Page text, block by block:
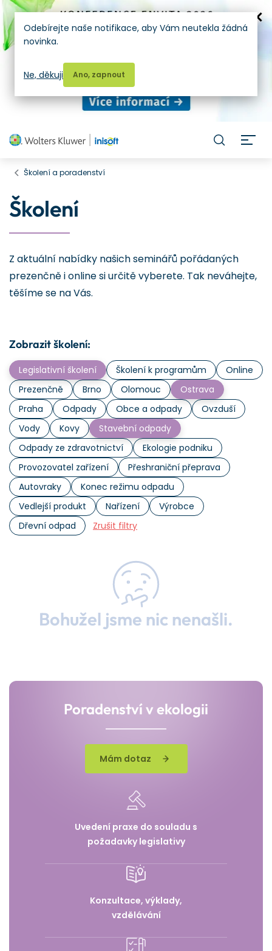
Školení a poradenství
Školení
Z aktuální nabídky našich seminářů pořádaných
prezenčně i online si určitě vyberete. Tak neváhejte,
těšíme se na Vás.
Zobrazit školení:
Legislativní školení Školení k programům
Online
Prezenčně
Brno Olomouc
Ostrava
Praha
Odpady Obce a odpady
Ovzduší
Vody
Kovy
Stavební odpady
Odpady ze zdravotnictví
Ekologie podniku
Provozovatel zařízení
Přeshraniční přeprava
Autovraky
Konec režimu odpadu
Vedlejší produkt
Nařízení
Výrobce
Dřevní odpad
Zrušit filtry
Bohužel jsme nic nenašli.
Poradenství v ekologii
Mám dotaz
Uvedení praxe do souladu s
požadavky legislativy
Konzultace, výklady,
vzdělávání
Odebírejte naše notifikace, aby Vám neutekla žádná
novinka.
Ano, zapnout
Ne, děkuji